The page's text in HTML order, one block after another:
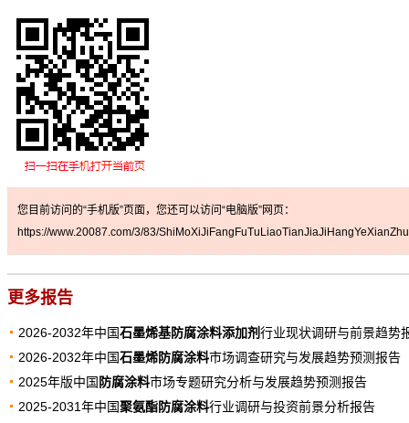
您目前访问的“手机版”页面，您还可以访问“电脑版”网页：
https://www.20087.com/3/83/
更多报告
2026-2032年中国石墨烯基防腐涂料添加剂行业现状调研与前景趋势
2026-2032年中国石墨烯防腐涂料市场调查研究与发展趋势预测报告
2025年版中国 防腐涂料市场专题研究分析与发展趋势预测报告
2025-2031年中国聚氨酯防腐涂料行业调研与投资前景分析报告